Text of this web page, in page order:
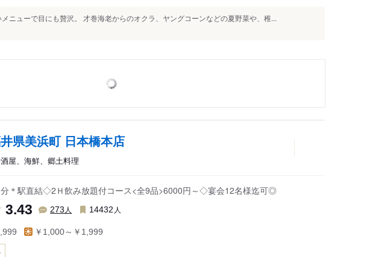
ニューで目にも贅沢。 才巻海老からのオクラ、ヤングコーンなどの夏野菜や、稚...
県美浜町 日本橋本店
屋、海鮮、郷土料理
＊駅直結◇2Ｈ飲み放題付コース<全9品>6000円～◇宴会12名様迄可◎
3.43 273 人 14432 人
￥1,000～￥1,999